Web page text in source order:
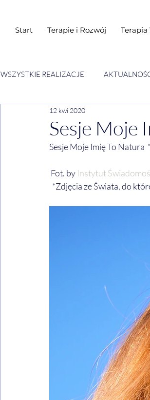
Start Terapie i Rozwój Terapia
WSZYSTKIE REALIZACJE
SESJE ESENCJI CHWIL
Sesje Moje
12 kwi 2020
Sesje Moje Imię To Natura
Fot. by Instytut
*Zdjęcia ze Świata, do